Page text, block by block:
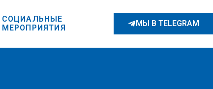
СОЦИАЛЬНЫЕ
МЕРОПРИЯТИЯ
МЫ В TELEGRAM